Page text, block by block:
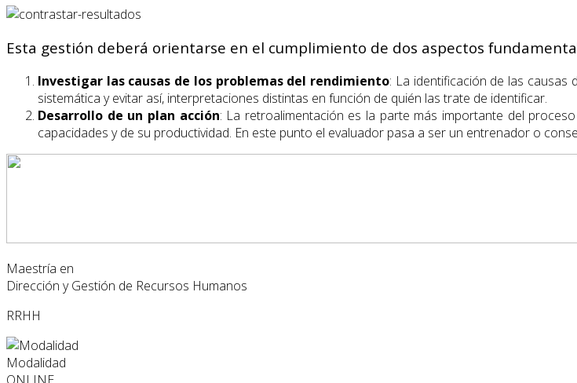
Esta gestión deberá orientarse en el cumplimiento de dos aspectos
Investigar las causas de los problemas del rendimiento: La identificación de las
sistemática y evitar así, interpretaciones distintas en función de quién las trate de identificar.
Desarrollo de un plan acción: La retroalimentación es la parte más importante del
capacidades y de su productividad. En este punto el evaluador pasa a ser un entrenador o
Maestría en
Dirección y Gestión de Recursos Humanos
RRHH
Modalidad